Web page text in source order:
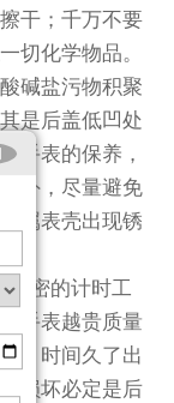
干；千万不要
切化学物品。
碱盐污物积聚
是后盖低凹处
手表的保养，
外，尽量避免
属表壳出现锈
精密的计时工
手表越贵质量
，时间久了出
损坏必定是后